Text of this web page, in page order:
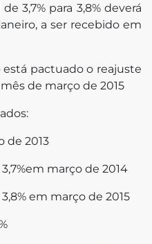
3,7% para 3,8% deverá
a ser recebido em
pactuado o reajuste
de março de 2015
de 2013
março de 2014
em março de 2015